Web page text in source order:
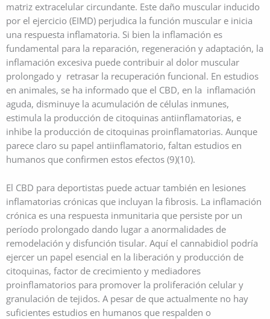
matriz extracelular circundante. Este daño muscular inducido
por el ejercicio (EIMD) perjudica la función muscular e inicia
una respuesta inflamatoria. Si bien la inflamación es
fundamental para la reparación, regeneración y adaptación, la
inflamación excesiva puede contribuir al dolor muscular
prolongado y retrasar la recuperación funcional. En estudios
en animales, se ha informado que el CBD, en la inflamación
aguda, disminuye la acumulación de células inmunes,
estimula la producción de citoquinas antiinflamatorias, e
inhibe la producción de citoquinas proinflamatorias. Aunque
parece claro su papel antiinflamatorio, faltan estudios en
humanos que confirmen estos efectos (9)(10).
El CBD para deportistas puede actuar también en lesiones
inflamatorias crónicas que incluyan la fibrosis. La inflamación
crónica es una respuesta inmunitaria que persiste por un
período prolongado dando lugar a anormalidades de
remodelación y disfunción tisular. Aquí el cannabidiol podría
ejercer un papel esencial en la liberación y producción de
citoquinas, factor de crecimiento y mediadores
proinflamatorios para promover la proliferación celular y
granulación de tejidos. A pesar de que actualmente no hay
suficientes estudios en humanos que respalden o